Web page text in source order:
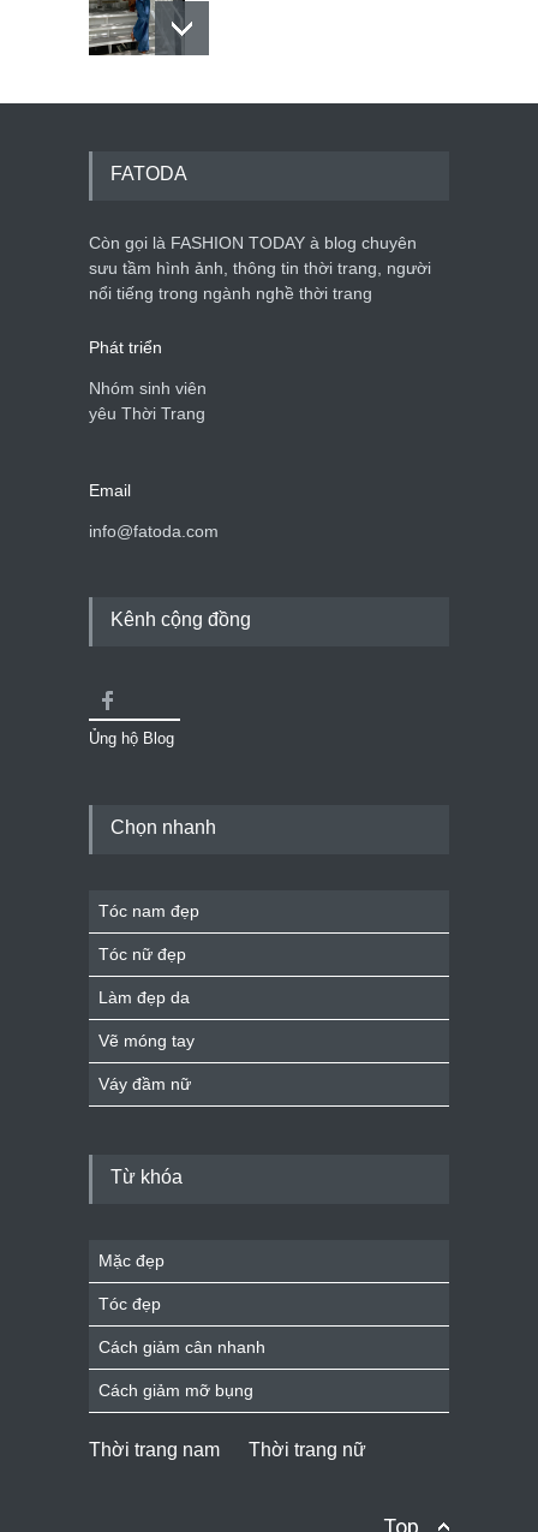
Dàn túi hiệu ‘ xịn sò’ của nữ
Mẫu áo khoác đẹp cho phụ
nữ 40+
FATODA
Còn gọi là FASHION TODAY à blog chuyên
sưu tầm hình ảnh, thông tin thời trang, người
nổi tiếng trong ngành nghề thời trang
Phát triển
Nhóm sinh viên
yêu Thời Trang
Email
info@fatoda.com
Kênh cộng đồng
Ủng hộ Blog
Chọn nhanh
Tóc nam đẹp
Tóc nữ đẹp
Làm đẹp da
Vẽ móng tay
Váy đầm nữ
Từ khóa
Mặc đẹp
Tóc đẹp
Cách giảm cân nhanh
Cách giảm mỡ bụng
Thời trang nam Thời trang nữ
Top